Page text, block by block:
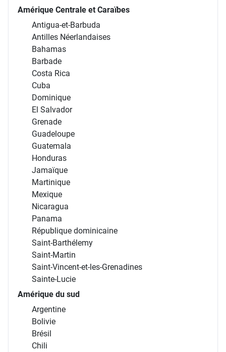
Amérique Centrale et Caraïbes
Antigua-et-Barbuda
Antilles Néerlandaises
Bahamas
Barbade
Costa Rica
Cuba
Dominique
El Salvador
Grenade
Guadeloupe
Guatemala
Honduras
Jamaïque
Martinique
Mexique
Nicaragua
Panama
République dominicaine
Saint-Barthélemy
Saint-Martin
Saint-Vincent-et-les-Grenadines
Sainte-Lucie
Amérique du sud
Argentine
Bolivie
Brésil
Chili